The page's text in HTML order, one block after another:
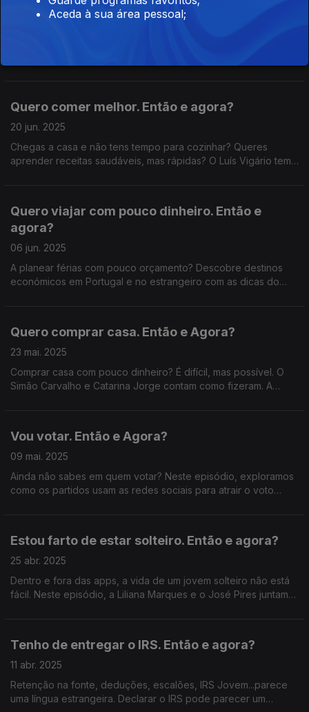
Quero comer melhor. Então e agora?
20 jun. 2025
Chegas a casa e não tens tempo para cozinhar? Queres
aprender receitas saudáveis, mas rápidas? O Luís Vigário tem
Quero viajar com pouco dinheiro. Então e
agora?
06 jun. 2025
A planear férias com pouco orçamento? Descobre destinos
económicos em Portugal e no estrangeiro com as dicas do
Quero comprar casa. Então e Agora?
23 mai. 2025
Comprar casa com pouco dinheiro? É difícil, mas possível. O
Simão Carvalho e Catarina Jorge contam como fizeram. A
Vou votar. Então e Agora?
09 mai. 2025
Ainda não sabes em quem votar? Neste episódio, exploramos
como os partidos usam as redes sociais para atrair o voto
Estou farto de estar solteiro. Então e agora?
25 abr. 2025
Dentro e fora das apps, a vida de um jovem solteiro não está
fácil. Neste episódio, a Liliana Marques e o José Pires juntam-
Tenho de entregar o IRS. Então e agora?
11 abr. 2025
Retenção na fonte, deduções, escalões, IRS Jovem...parece
uma língua estrangeira. Declarar o IRS pode parecer um
Aceda à sua área pessoal;